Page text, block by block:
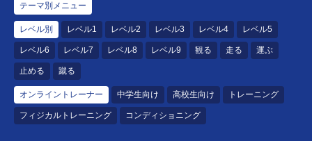
テーマ別メニュー
レベル別 レベル1 レベル2 レベル3 レベル4 レベル5
レベル6 レベル7 レベル8 レベル9 観る 走る 運ぶ
止める 蹴る
オンライントレーナー 中学生向け 高校生向け トレーニング
フィジカルトレーニング コンディショニング